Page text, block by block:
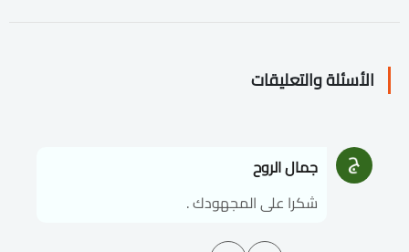
الأسئلة والتعليقات
جمال الروح
شكرا على المجهودك .